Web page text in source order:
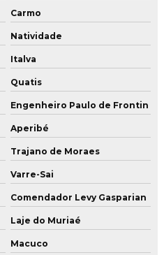
são paulo
resina epóxi
cimentícia
cimentícia em sp
Carmo
Natividade
Italva
Quatis
Engenheiro Paulo de Frontin
Aperibé
Trajano de Moraes
Varre-Sai
Comendador Levy Gasparian
Laje do Muriaé
Macuco